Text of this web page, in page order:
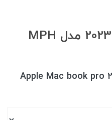
مک بوک پرو 14 اینچ 2023 مدل MPH
Apple Mac book pro